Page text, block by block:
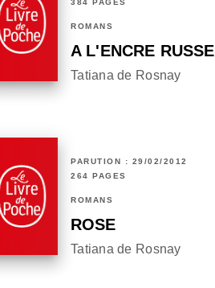
384 PAGES
ROMANS
A L'ENCRE RUSSE
Tatiana de Rosnay
PARUTION : 29/02/2012
264 PAGES
ROMANS
ROSE
Tatiana de Rosnay